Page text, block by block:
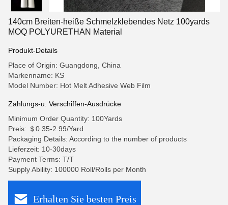
140cm Breiten-heiße Schmelzklebendes Netz 100yards
MOQ POLYURETHAN Material
Produkt-Details
Place of Origin: Guangdong, China
Markenname: KS
Model Number: Hot Melt Adhesive Web Film
Zahlungs-u. Verschiffen-Ausdrücke
Minimum Order Quantity: 100Yards
Preis: ＄0.35-2.99/Yard
Packaging Details: According to the number of products
Lieferzeit: 10-30days
Payment Terms: T/T
Supply Ability: 100000 Roll/Rolls per Month
Erhalten Sie besten Preis